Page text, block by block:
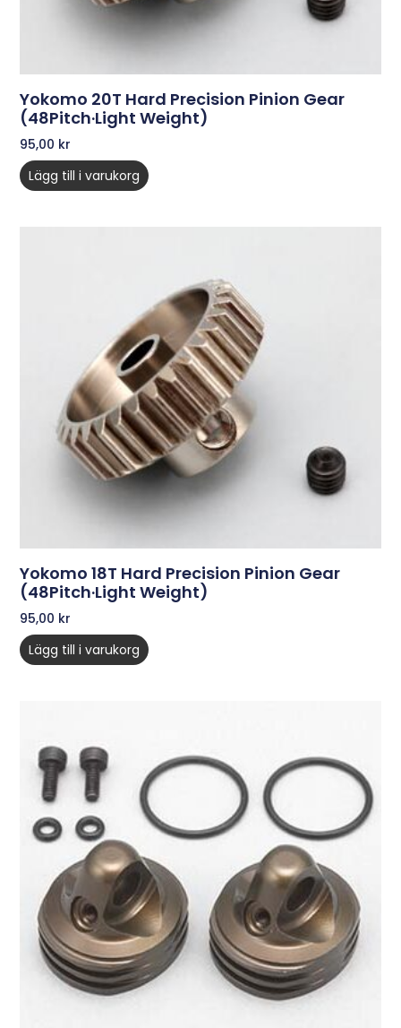
Yokomo 20T Hard Precision Pinion Gear
(48Pitch·Light Weight)
95,00 kr
Lägg till i varukorg
Yokomo 18T Hard Precision Pinion Gear
(48Pitch·Light Weight)
95,00 kr
Lägg till i varukorg